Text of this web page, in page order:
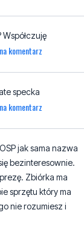
specka
jak sama nazwa
Zbiórka ma
sprzętu który ma
nie rozumiesz i